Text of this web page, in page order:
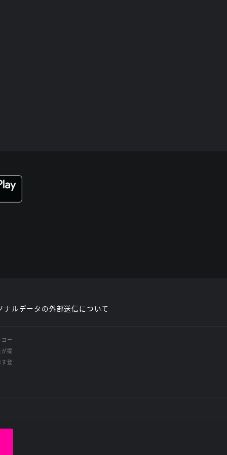
ナルデータの外部送信について
ー
提
登